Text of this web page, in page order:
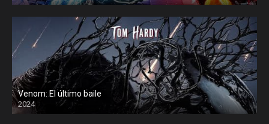
Venom: El último baile
2024